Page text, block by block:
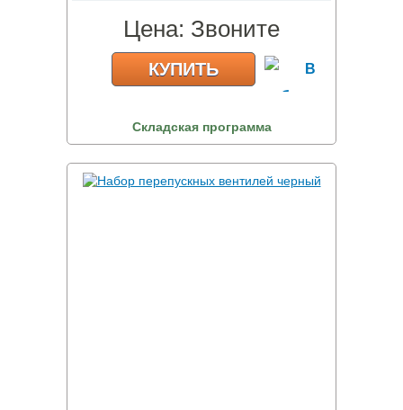
Цена: Звоните
КУПИТЬ
Складская программа